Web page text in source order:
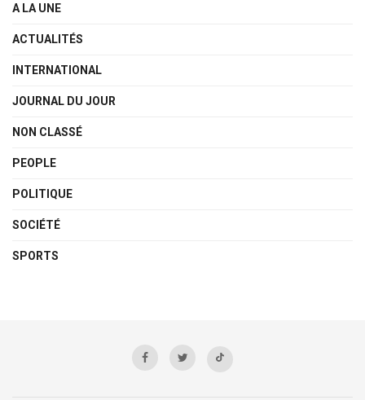
A LA UNE
ACTUALITÉS
INTERNATIONAL
JOURNAL DU JOUR
NON CLASSÉ
PEOPLE
POLITIQUE
SOCIÉTÉ
SPORTS